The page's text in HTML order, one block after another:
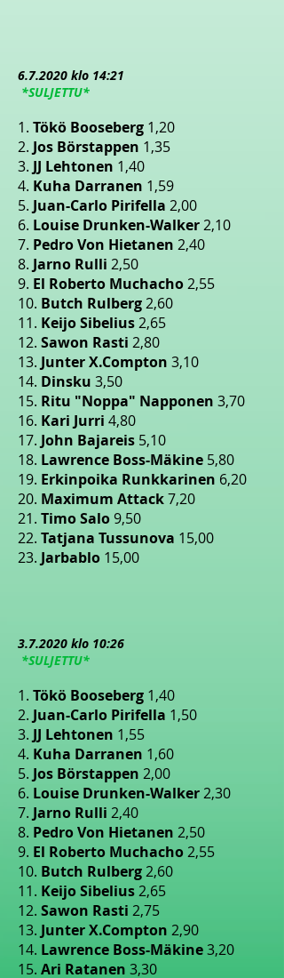
6.7.2020 klo 14:21
*SULJETTU*
1. Tökö Booseberg 1,20
2. Jos Börstappen 1,35
3. JJ Lehtonen 1,40
4. Kuha Darranen 1,59
5. Juan-Carlo Pirifella 2,00
6. Louise Drunken-Walker2,10
7. Pedro Von Hietanen 2,40
8. Jarno Rulli 2,50
9. El Roberto Muchacho2,55
10. Butch Rulberg2,60
11. Keijo Sibelius2,65
12. Sawon Rasti 2,80
13. Junter X.Compton 3,10
14. Dinsku 3,50
15. Ritu "Noppa" Napponen 3,70
16. Kari Jurri 4,80
17. John Bajareis 5,10
18. Lawrence Boss-Mäkine 5,80
19. Erkinpoika Runkkarinen 6,20
20. Maximum Attack7,20
21. Timo Salo9,50
22. Tatjana Tussunova 15,00
23. Jarbablo 15,00
3.7.2020 klo 10:26
*SULJETTU*
1. Tökö Booseberg 1,40
2. Juan-Carlo Pirifella 1,50
3. JJ Lehtonen 1,55
4. Kuha Darranen 1,60
5. Jos Börstappen 2,00
6. Louise Drunken-Walker2,30
7. Jarno Rulli 2,40
8. Pedro Von Hietanen 2,50
9. El Roberto Muchacho2,55
10. Butch Rulberg2,60
11. Keijo Sibelius2,65
12. Sawon Rasti 2,75
13. Junter X.Compton 2,90
14. Lawrence Boss-Mäkine3,20
15. Ari Ratanen 3,30